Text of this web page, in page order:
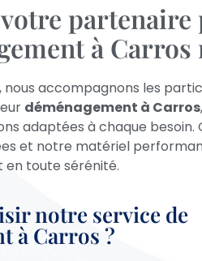
partenaire
à Carros
nous accompagnons les
déménagement à Carros
adaptées à chaque besoin.
et notre matériel
en toute sérénité.
notre service de
à Carros ?